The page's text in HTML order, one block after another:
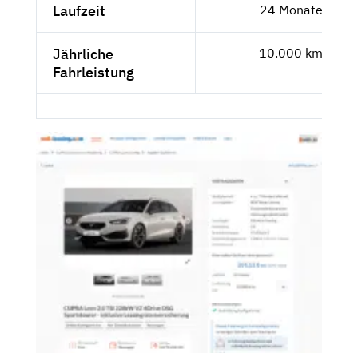
Laufzeit 24 Monate
Jährliche
Fahrleistung
10.000 km